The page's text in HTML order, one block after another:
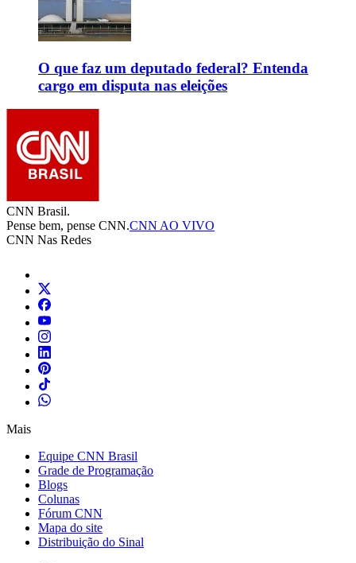
O que faz um deputado federal? Entenda
cargo em disputa nas eleições
CNN Brasil.
Pense bem, pense CNN.CNN AO VIVO
CNN Nas Redes
Mais
Equipe CNN Brasil
Grade de Programação
Blogs
Colunas
Fórum CNN
Mapa do site
Distribuição do Sinal